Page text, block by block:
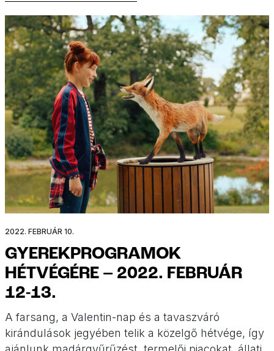
2022. FEBRUÁR 10.
GYEREKPROGRAMOK
HÉTVÉGÉRE – 2022. FEBRUÁR
12-13.
A farsang, a Valentin-nap és a tavaszváró
kirándulások jegyében telik a közelgő hétvége, így